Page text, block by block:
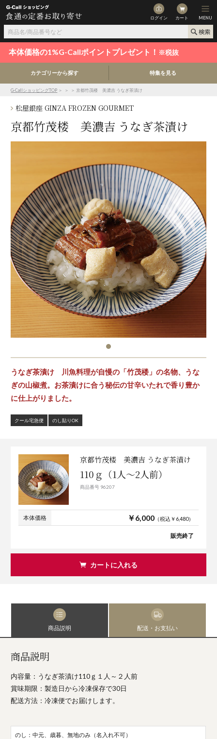
ログイン カート MENU
本体価格の1%G-Callポイントプレゼント！ ※税抜
カテゴリーから探す 特集を見る
G-CallショッピングTOP ＞ ＞ ＞ 京都竹茂楼 美濃吉 うなぎ茶漬け
松屋銀座 GINZA FROZEN GOURMET
京都竹茂楼 美濃吉 うなぎ茶漬け
うなぎ茶漬け 川魚料理が自慢の「竹茂楼」の名物、うな
ぎの山椒煮。お茶漬けに合う秘伝の甘辛いたれで香り豊か
に仕上がりました。
クール宅急便 のし貼りOK
京都竹茂楼 美濃吉 うなぎ茶漬け
110ｇ（1人～2人前）
商品番号 96207
本体価格 ￥6,000（税込￥6,480）
販売終了
カートに入れる
商品説明 配送・お支払い
商品説明
内容量：うなぎ茶漬け110ｇ１人～２人前
賞味期限：製造日から冷凍保存で30日
配送方法：冷凍便でお届けします。
のし：中元、歳暮、無地のみ（名入れ不可）